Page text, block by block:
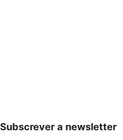
Subscrever a newsletter